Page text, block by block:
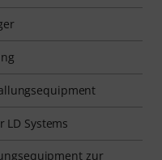
Systems
zur